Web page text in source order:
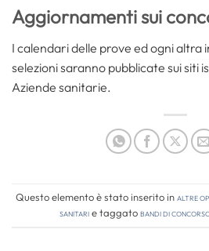
Aggiornamenti sui
I calendari delle prove ed ogni altra
selezioni saranno pubblicate sui siti
Aziende sanitarie.
Questo elemento è stato inserito in Altre
Sanitarie taggatobandi di